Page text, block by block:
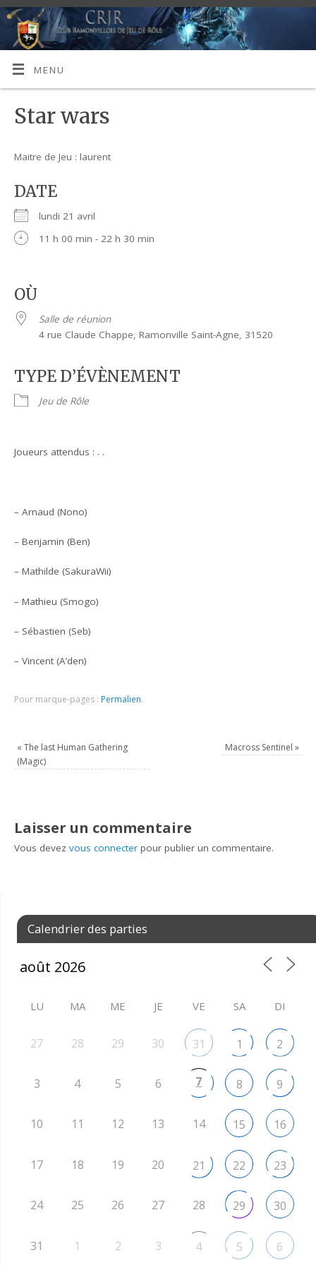
MENU
Star wars
Maitre de Jeu : laurent
DATE
lundi 21 avril
11 h 00 min - 22 h 30 min
OÙ
Salle de réunion
4 rue Claude Chappe, Ramonville Saint-Agne, 31520
TYPE D’ÉVÈNEMENT
Jeu de Rôle
Joueurs attendus : . .
– Arnaud (Nono)
– Benjamin (Ben)
– Mathilde (SakuraWii)
– Mathieu (Smogo)
– Sébastien (Seb)
– Vincent (A’den)
Pour marque-pages : Permalien.
« The last Human Gathering
(Magic)
Macross Sentinel »
Laisser un commentaire
Vous devezvous connecter pour publier un commentaire.
Calendrier des parties
LU MA ME JE VE SA DI
27 28 29 30 31 1 2
3 4 5 6 7 8 9
10 11 12 13 14 15 16
17 18 19 20 21 22 23
24 25 26 27 28 29 30
31 1 2 3 4 5 6